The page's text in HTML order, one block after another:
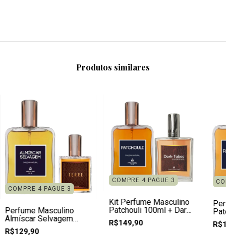
Produtos similares
COMPRE 4 PAGUE 3
Perfume Masculino
Almíscar Selvagem
100ml + Terre 30ml
R$129,90
COMPRE 4 PAGUE 3
Kit Perfume Masculino
Patchouli 100ml + Dark
Tabac 50ml
R$149,90